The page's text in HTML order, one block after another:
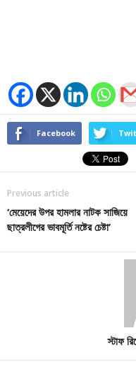
Facebook
Previous article
‘মেয়েদের উপর হামলার নাটক সাজিয়ে
ছাত্রলীগের ভাবমূর্তি নষ্টের চেষ্টা’
স্টাফ